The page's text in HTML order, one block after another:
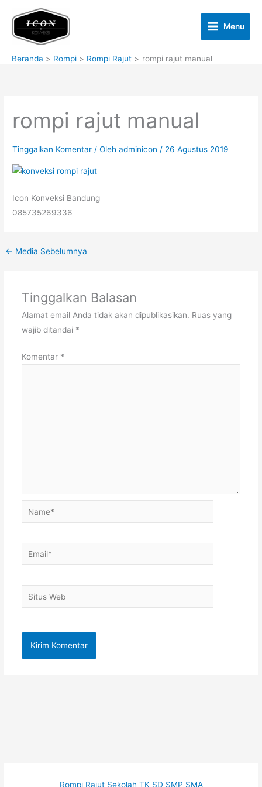
konten
Menu
Beranda Rompi Rompi Rajut rompi rajut manual
rompi rajut manual
Tinggalkan Komentar / Olehadminicon / 26 Agustus 2019
Icon Konveksi Bandung
085735269336
← Media Sebelumnya
Tinggalkan Balasan
Alamat email Anda tidak akan dipublikasikan. Ruas yang
wajib ditandai *
Komentar *
Name*
Email*
Situs
Web
Rompi Rajut Sekolah TK SD SMP SMA